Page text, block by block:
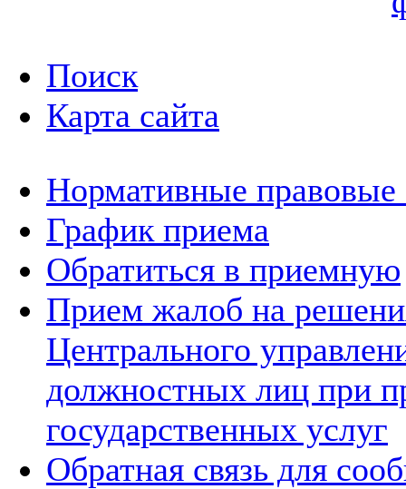
Поиск
Карта сайта
Нормативные правовые
График приема
Обратиться в приемную
Прием жалоб на
Центрального
должностных лиц при
государственных услуг
Обратная связь для